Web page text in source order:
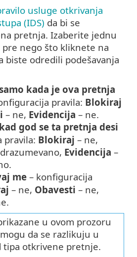
usluge otkrivanja
(IDS) da bi se
pretnja. Izaberite jednu
pre nego što kliknete na
biste odredili podešavanja
kada je ova pretnja
pravila: Blokiraj
– ne, Evidencija – ne.
god se ta pretnja desi
pravila: Blokiraj – ne,
Evidencija –
me – konfiguracija
– ne, Obavesti – ne,
u ovom prozoru
da se razlikuju u
tipa otkrivene pretnje.